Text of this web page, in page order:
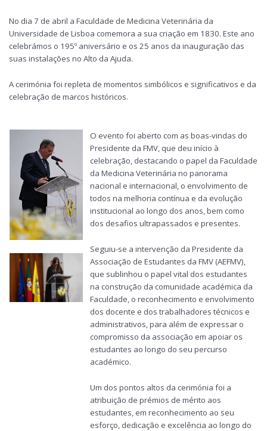
No dia 7 de abril a Faculdade de Medicina Veterinária da
Universidade de Lisboa comemora a sua criação em 1830. Este ano
celebrámos o 195º aniversário e os 25 anos da inauguração das
suas instalações no Alto da Ajuda.
A cerimónia foi repleta de momentos simbólicos e significativos e da
celebração de marcos históricos.
O evento foi aberto com as boas-vindas do
Presidente da FMV, que deu início à
celebração, destacando o papel da Faculdade
da Medicina Veterinária no panorama
nacional e internacional, o envolvimento de
todos na melhoria contínua e da evolução
institucional ao longo dos anos, bem como
dos desafios ultrapassados e presentes.
Seguiu-se a intervenção da Presidente da
Associação de Estudantes da FMV (AEFMV),
que sublinhou o papel vital dos estudantes
na construção da comunidade académica da
Faculdade, o reconhecimento e envolvimento
dos docente e dos trabalhadores técnicos e
administrativos, para além de expressar o
compromisso da associação em apoiar os
estudantes ao longo do seu percurso
académico.
Um dos pontos altos da cerimónia foi a
atribuição de prémios de mérito aos
estudantes, em reconhecimento ao seu
esforço, dedicação e excelência ao longo do